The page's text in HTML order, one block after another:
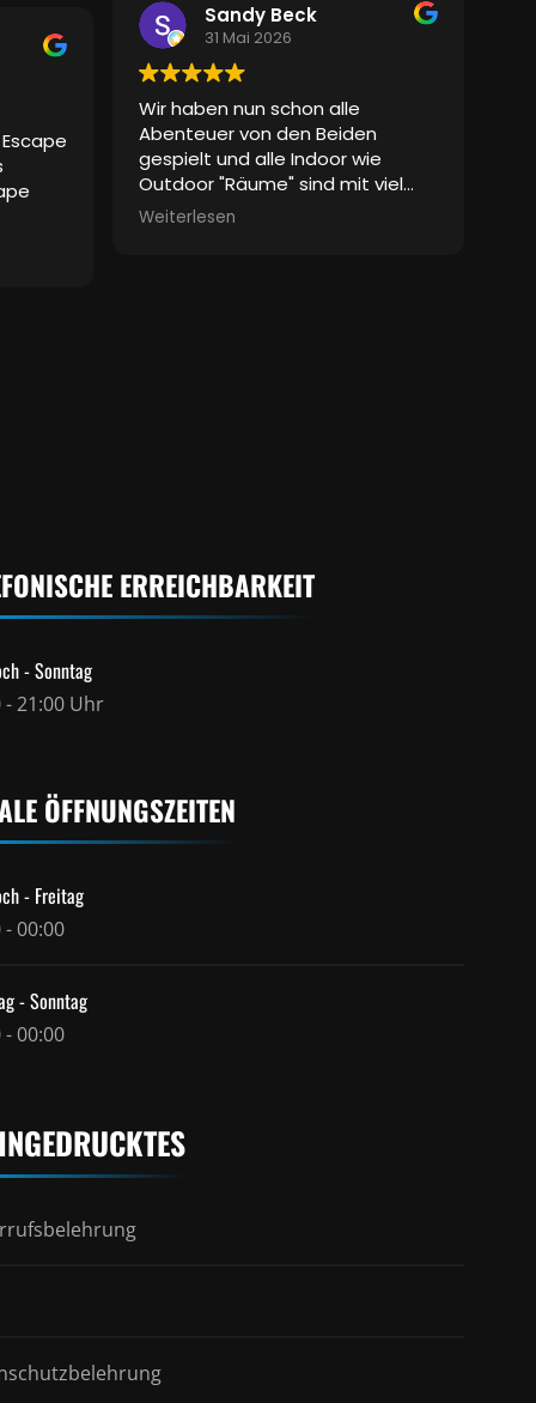
sie
Sandy Beck
31 Mai 2026
Wir haben nun schon alle
Abenteuer von den Beiden
gespielt und alle Indoor wie
Outdoor "Räume" sind mit viel
Liebe und Detailreichtum
Weiterlesen
ERREICHBARKEIT
- Sonntag
- 21:00 Uhr
ÖFFNUNGSZEITEN
- Freitag
- 00:00
- Sonntag
- 00:00